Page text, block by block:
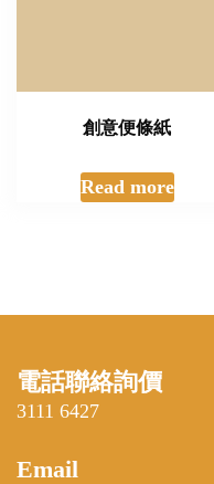
創意便條紙
Read more
電話聯絡詢價
3111 6427
Email